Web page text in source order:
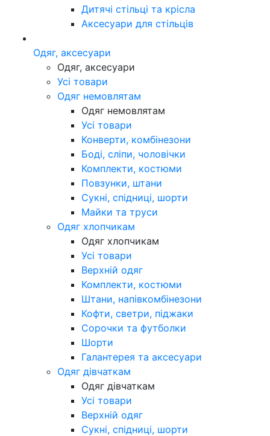
Дитячі стільці та крісла
Аксесуари для стільців
Одяг, аксесуари
Одяг, аксесуари
Усі товари
Одяг немовлятам
Одяг немовлятам
Усі товари
Конверти, комбінезони
Боді, сліпи, чоловічки
Комплекти, костюми
Повзунки, штани
Сукні, спідниці, шорти
Майки та труси
Одяг хлопчикам
Одяг хлопчикам
Усі товари
Верхній одяг
Комплекти, костюми
Штани, напівкомбінезони
Кофти, светри, піджаки
Сорочки та футболки
Шорти
Галантерея та аксесуари
Одяг дівчаткам
Одяг дівчаткам
Усі товари
Верхній одяг
Сукні, спідниці, шорти